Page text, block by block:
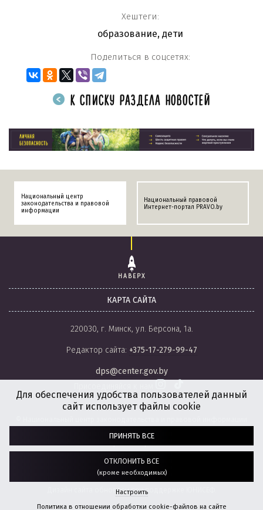
Хештеги:
образование, дети
Поделиться в соцсетях:
К СПИСКУ РАЗДЕЛА НОВОСТЕЙ
Национальный центр
законодательства и правовой
информации
Национальный правовой
Интернет-портал PRAVO.by
НАВЕРХ
КАРТА САЙТА
220030, г. Минск, ул. Берсона, 1а.
Редактор сайта: +375-17-279-99-47
dps@center.gov.by
Разработка сайта: агентство
“ГЕНШТАБ”
Дизайн сайта обновлен при поддержке ЮНИСЕФ.
Для обеспечения удобства пользователей данный
сайт использует файлы cookie
ПРИНЯТЬ ВСЕ
ОТКЛОНИТЬ ВСЕ
(кроме необходимых)
Настроить
Политика в отношении обработки cookie-файлов на сайте